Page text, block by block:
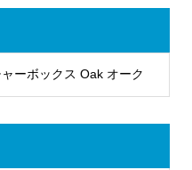
ーボックス Oak オーク